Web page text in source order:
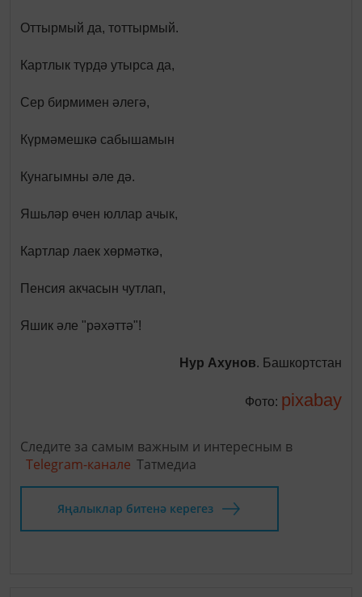
Оттырмый да, тоттырмый.
Картлык түрдә утырса да,
Сер бирмимен әлегә,
Күрмәмешкә сабышамын
Кунагымны әле дә.
Яшьләр өчен юллар ачык,
Картлар лаек хөрмәткә,
Пенсия акчасын чутлап,
Яшик әле "рәхәттә"!
Нур Ахунов. Башкортстан
Фото: pixabay
Следите за самым важным и интересным в
Telegram-канале Татмедиа
Яңалыклар битенә керегез